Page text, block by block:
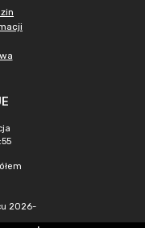
2026-